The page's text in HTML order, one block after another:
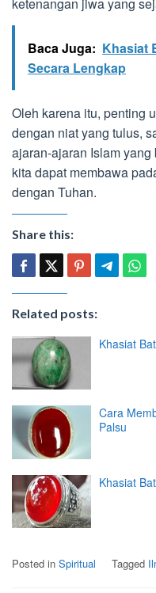
Baca Juga: Khasiat
Secara Lengkap
Oleh karena itu, penting
dengan niat yang tulus,
ajaran-ajaran Islam
kita dapat membawa
dengan Tuhan.
Share this:
Related posts:
Khasiat
Cara
Palsu
Khasiat
Posted in Spiritual Tagged